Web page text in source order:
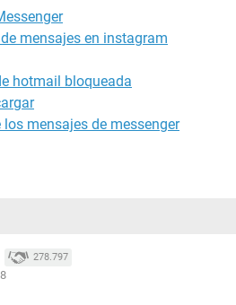
mensajes en instagram
hotmail bloqueada
mensajes de messenger
278.797